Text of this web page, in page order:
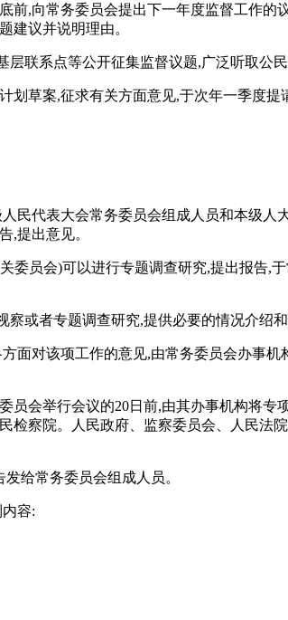
,向常务委员会提出下一年度监督工作
建议并说明理由。
联系点等公开征集监督议题,广泛听取公
草案,征求有关方面意见,于次年一季度
民代表大会常务委员会组成人员和本级
,提出意见。
委员会)可以进行专题调查研究,提出报告,
或者专题调查研究,提供必要的情况介绍和
面对该项工作的意见,由常务委员会办事
会举行会议的20日前,由其办事机构将
察院。人民政府、监察委员会、人民法
给常务委员会组成人员。
容: